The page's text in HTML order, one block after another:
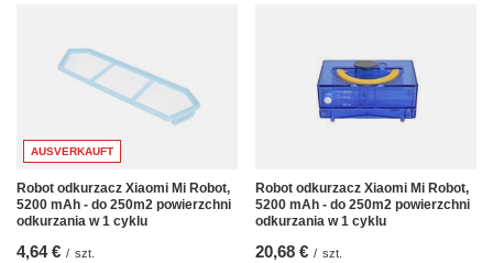
AUSVERKAUFT
Robot odkurzacz Xiaomi Mi Robot,
5200 mAh - do 250m2 powierzchni
odkurzania w 1 cyklu
4,64 € / szt.
Robot odkurzacz Xiaomi Mi Robot,
5200 mAh - do 250m2 powierzchni
odkurzania w 1 cyklu
20,68 € / szt.